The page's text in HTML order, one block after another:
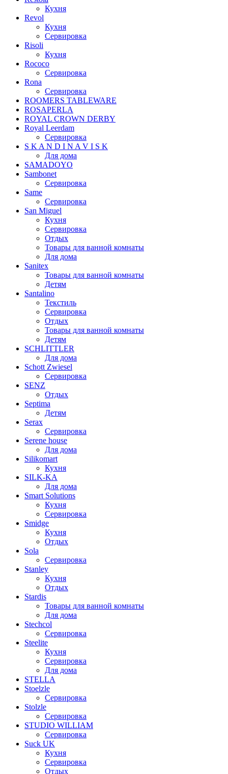
Кухня
Revol
Кухня
Сервировка
Risoli
Кухня
Rococo
Сервировка
Rona
Сервировка
ROOMERS TABLEWARE
ROSAPERLA
ROYAL CROWN DERBY
Royal Leerdam
Сервировка
S K A N D I N A V I S K
Для дома
SAMADOYO
Sambonet
Сервировка
Same
Сервировка
San Miguel
Кухня
Сервировка
Отдых
Товары для ванной комнаты
Для дома
Sanitex
Товары для ванной комнаты
Детям
Santalino
Текстиль
Сервировка
Отдых
Товары для ванной комнаты
Детям
SCHLITTLER
Для дома
Schott Zwiesel
Сервировка
SENZ
Отдых
Septima
Детям
Serax
Сервировка
Serene house
Для дома
Silikomart
Кухня
SILK-KA
Для дома
Smart Solutions
Кухня
Сервировка
Smidge
Кухня
Отдых
Sola
Сервировка
Stanley
Кухня
Отдых
Stardis
Товары для ванной комнаты
Для дома
Stechcol
Сервировка
Steelite
Кухня
Сервировка
Для дома
STELLA
Stoelzle
Сервировка
Stolzle
Сервировка
STUDIO WILLIAM
Сервировка
Suck UK
Кухня
Сервировка
Отдых